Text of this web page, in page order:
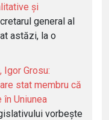
și
general al
astăzi, la o
Igor Grosu:
stat membru că
Uniunea
vorbește